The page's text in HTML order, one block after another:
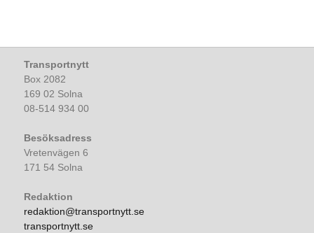
Transportnytt
Box 2082
169 02 Solna
08-514 934 00
Besöksadress
Vretenvägen 6
171 54 Solna
Redaktion
redaktion@transportnytt.se
transportnytt.se